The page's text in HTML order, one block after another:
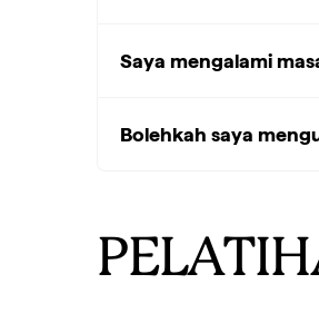
Saya mengalami
Bolehkah saya